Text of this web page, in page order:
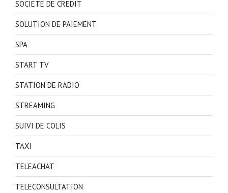
SOCIETE DE CREDIT
SOLUTION DE PAIEMENT
SPA
START TV
STATION DE RADIO
STREAMING
SUIVI DE COLIS
TAXI
TELEACHAT
TELECONSULTATION